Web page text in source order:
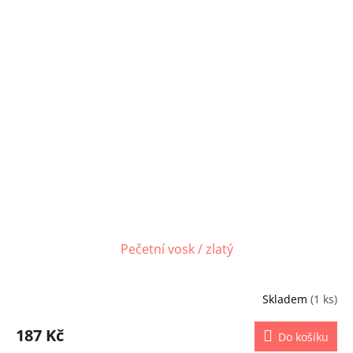
Pečetní vosk / zlatý
Skladem (1 ks)
187 Kč Do košíku